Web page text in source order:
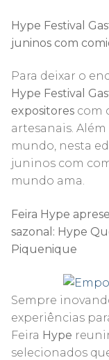
Hype Festival
juninos com
Para deixar o
Hype Festival
expositores com
artesanais.
mundo, nesta
juninos com
mundo ama.
Feira Hype
sazonal: Hype
Piquenique
Sempre
experiências
Feira Hype
selecionados